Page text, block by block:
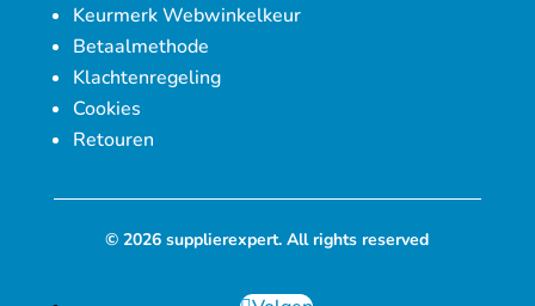
Keurmerk Webwinkelkeur
Betaalmethode
Klachtenregeling
Cookies
Retouren
© 2026 supplierexpert. All rights reserved